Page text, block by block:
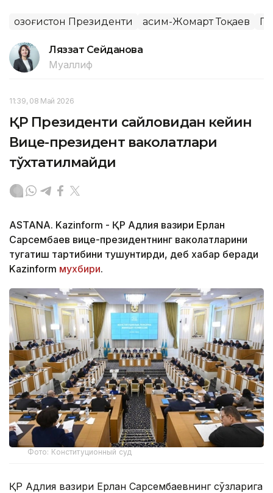
Қозоғистон Президенти Қасим-Жомарт Тоқаев
Ляззат Сейданова
Муаллиф
11:39, 08 Май 2026
ҚР Президенти сайловидан кейин
Вице-президент ваколатлари
тўхтатилмайди
ASTANA. Kazinform - ҚР Адлия вазири Ерлан
Сарсембаев вице-президентнинг ваколатларини
тугатиш тартибини тушунтирди, деб хабар беради
Kazinform мухбири.
Фото: Конституционный суд
ҚР Адлия вазири Ерлан Сарсембаевнинг сўзларига